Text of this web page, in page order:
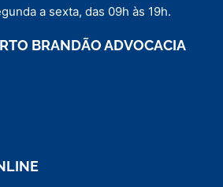
a sexta, das 09h às 19h.
BRANDÃO ADVOCACIA